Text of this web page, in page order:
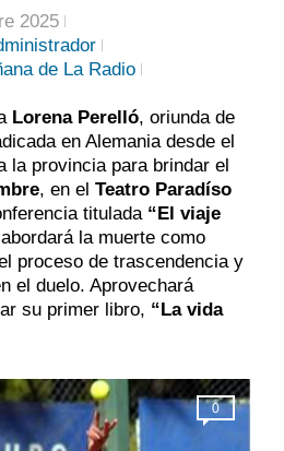
2025
de La Radio
Lorena Perelló, oriunda de
en Alemania desde el
la provincia para brindar el
, en el Teatro Paradíso
titulada “El viaje
la muerte como
proceso de trascendencia y
el duelo. Aprovechará
su primer libro, “La vida
0